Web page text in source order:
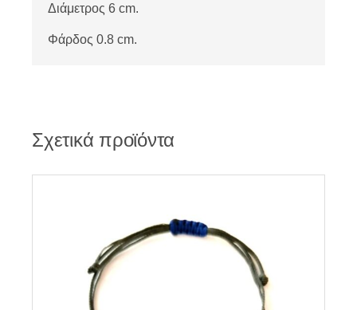
Διάμετρος 6 cm.
Φάρδος 0.8 cm.
Σχετικά προϊόντα